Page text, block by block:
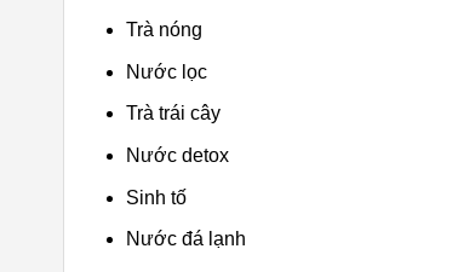
Trà nóng
Nước lọc
Trà trái cây
Nước detox
Sinh tố
Nước đá lạnh